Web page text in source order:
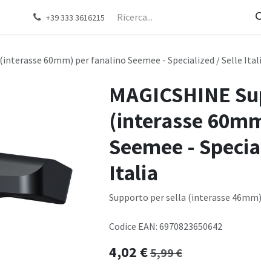
+39 333 3616215
60mm) per fanalino Seemee - Specialized / Selle
MAGICSHINE
(interasse
Seemee -
Italia
Supporto per sella (interasse
Codice EAN: 6970823650642
4,02€5,99€